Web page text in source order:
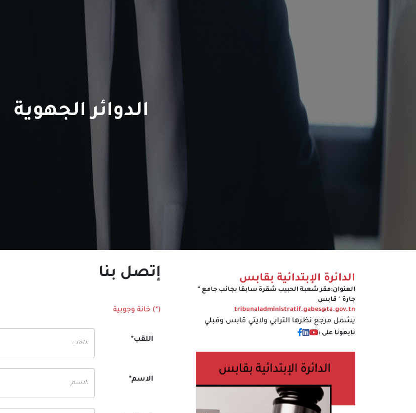
الدوائر الجهوية
الدائرة الإبتدائية بقابس
العنوان:مقر شعبة الحبيب شقرة سابقا بجانب جامع "
جارة " قابس
tribunaladministratif.gabes@ta.gov.tn
يشمل مرجع نظرها الترابي ولايتي قابس وقبلي
تابعونا على :
إتصل بنا
(*) خانة وجوبية
اللقب*
الاسم*